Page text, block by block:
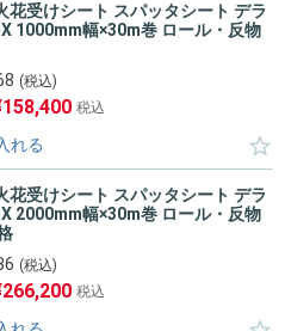
花受けシート スパッタシート デラ
1000mm幅×30m巻 ロール・反物
(税込)
158,400 税込
れる
花受けシート スパッタシート デラ
2000mm幅×30m巻 ロール・反物
(税込)
266,200 税込